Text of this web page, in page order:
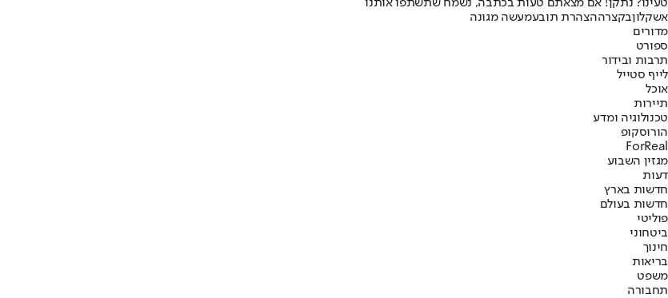
טעינו? נתקן! אם מצאתם טעות בכתבה, נשמח שתשתפו אותנו
אשקלוןבקצרההצהרת תובעמעשה מגונה
מדורים
ספורט
תרבות ובידור
לייף סטייל
אוכל
תיירות
טכנולוגיה ומדע
הורוסקופ
ForReal
מגזין השבוע
דעות
חדשות בארץ
חדשות בעולם
פוליטי
ביטחוני
חינוך
בריאות
משפט
תחבורה